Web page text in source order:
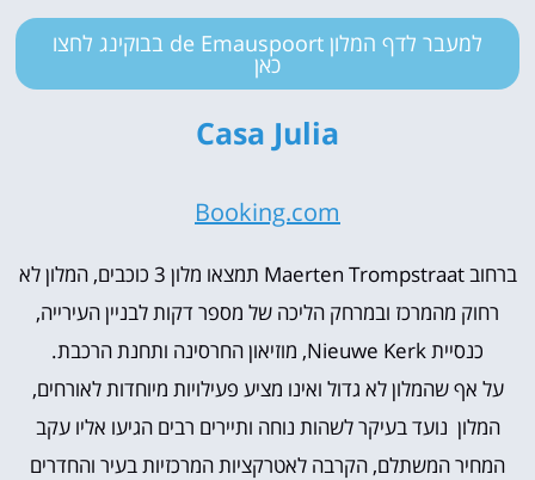
למעבר לדף המלון de Emauspoort בבוקינג לחצו
כאן
Casa Julia
Booking.com
ברחוב Maerten Trompstraat תמצאו מלון 3 כוכבים, המלון לא
רחוק מהמרכז ובמרחק הליכה של מספר דקות לבניין העירייה,
כנסיית Nieuwe Kerk, מוזיאון החרסינה ותחנת הרכבת.
על אף שהמלון לא גדול ואינו מציע פעילויות מיוחדות לאורחים,
המלון נועד בעיקר לשהות נוחה ותיירים רבים הגיעו אליו עקב
המחיר המשתלם, הקרבה לאטרקציות המרכזיות בעיר והחדרים